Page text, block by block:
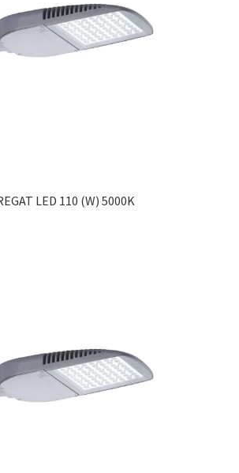
LED 110 (W) 5000K